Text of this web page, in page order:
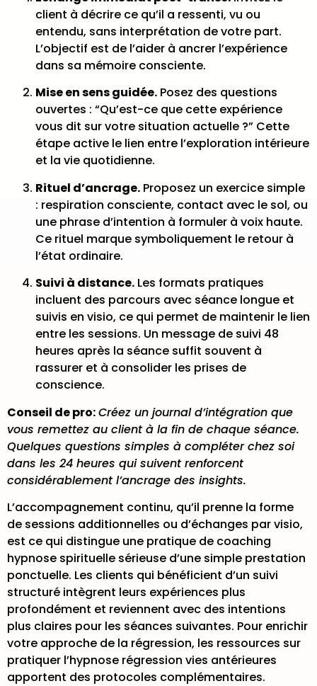
client à décrire ce qu’il a ressenti, vu ou
entendu, sans interprétation de votre part.
L’objectif est de l’aider à ancrer l’expérience
dans sa mémoire consciente.
Mise en sens guidée. Posez des questions
ouvertes : “Qu’est-ce que cette expérience
vous dit sur votre situation actuelle ?” Cette
étape active le lien entre l’exploration intérieure
et la vie quotidienne.
Rituel d’ancrage. Proposez un exercice simple
: respiration consciente, contact avec le sol, ou
une phrase d’intention à formuler à voix haute.
Ce rituel marque symboliquement le retour à
l’état ordinaire.
Suivi à distance. Les formats pratiques
incluent des parcours avec séance longue et
suivis en visio, ce qui permet de maintenir le lien
entre les sessions. Un message de suivi 48
heures après la séance suffit souvent à
rassurer et à consolider les prises de
conscience.
Conseil de pro:Créez un journal d’intégration que
vous remettez au client à la fin de chaque séance.
Quelques questions simples à compléter chez soi
dans les 24 heures qui suivent renforcent
considérablement l’ancrage des insights.
L’accompagnement continu, qu’il prenne la forme
de sessions additionnelles ou d’échanges par visio,
est ce qui distingue une pratique de coaching
hypnose spirituelle sérieuse d’une simple prestation
ponctuelle. Les clients qui bénéficient d’un suivi
structuré intègrent leurs expériences plus
profondément et reviennent avec des intentions
plus claires pour les séances suivantes. Pour enrichir
votre approche de la régression, les ressources sur
pratiquer l’hypnose régression vies antérieures
apportent des protocoles complémentaires.